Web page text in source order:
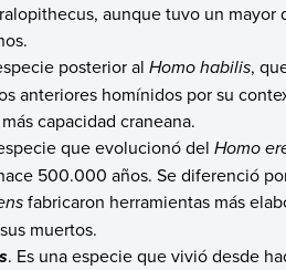
aunque tuvo un
posterior alHomo habilis,
anteriores homínidos por su
capacidad craneana.
que evolucionó delHomo
500.000 años. Se diferenció
fabricaron herramientas más
muertos.
. Es una especie que vivió desde